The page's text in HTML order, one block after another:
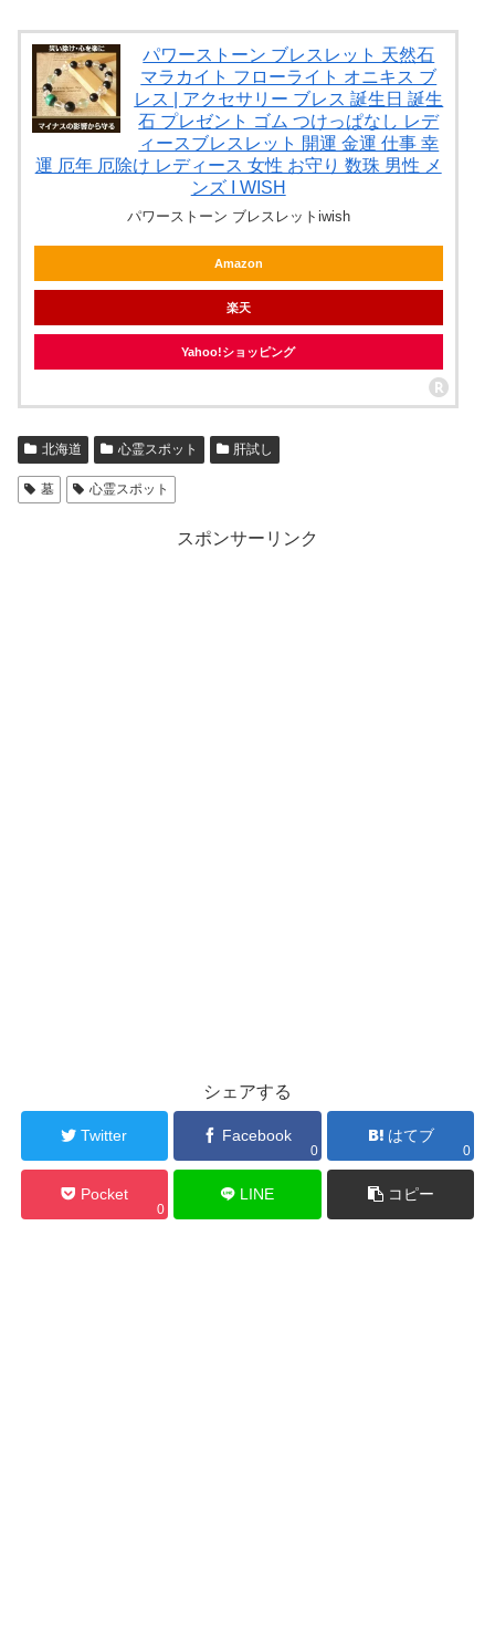
パワーストーン ブレスレット 天然石
マラカイト フローライト オニキス ブ
レス | アクセサリー ブレス 誕生日 誕生
石 プレゼント ゴム つけっぱなし レデ
ィースブレスレット 開運 金運 仕事 幸
運 厄年 厄除け レディース 女性 お守り 数珠 男性 メ
ンズ I WISH
パワーストーン ブレスレットiwish
Amazon
楽天
Yahoo!ショッピング
北海道 心霊スポット 肝試し
墓 心霊スポット
スポンサーリンク
シェアする
Twitter Facebook
0
はてブ
0
Pocket
0
LINE コピー